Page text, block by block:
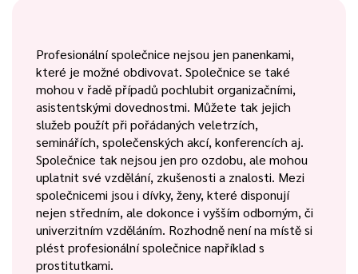
Profesionální společnice nejsou jen panenkami,
které je možné obdivovat. Společnice se také
mohou v řadě případů pochlubit organizačními,
asistentskými dovednostmi. Můžete tak jejich
služeb použít při pořádaných veletrzích,
seminářích, společenských akcí, konferencích aj.
Společnice tak nejsou jen pro ozdobu, ale mohou
uplatnit své vzdělání, zkušenosti a znalosti. Mezi
společnicemi jsou i dívky, ženy, které disponují
nejen středním, ale dokonce i vyšším odborným, či
univerzitním vzděláním. Rozhodně není na místě si
plést profesionální společnice například s
prostitutkami.